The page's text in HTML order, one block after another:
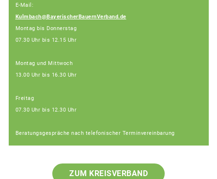
E-Mail:
Kulmbach@BayerischerBauernVerband.de
Montag bis Donnerstag
07.30 Uhr bis 12.15 Uhr
Montag und Mittwoch
13.00 Uhr bis 16.30 Uhr
Freitag
07.30 Uhr bis 12.30 Uhr
Beratungsgespräche nach telefonischer Terminvereinbarung
ZUM KREISVERBAND